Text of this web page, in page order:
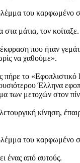
του καρφωμένο
μάτια, τον
που ήταν
να χαθούμε».
πήρε το
Έλληνα
των μετοχών στον
κίνηση,
του καρφωμένο
ένας από αυτούς.